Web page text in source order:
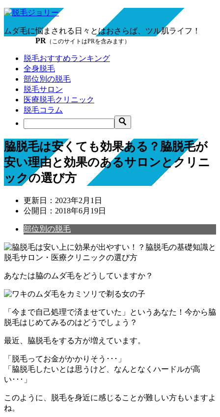
ムダ毛に悩まされる日々とはおさらば、ツル肌ライフ！
PR （このサイトはPRを含みます）
脱毛おすすめランキング
全身脱毛
部位別の脱毛
脱毛サロン
医療脱毛クリニック
脱毛コラム
脇脱毛は安くても効果ある？脇脱毛が
安い理由と効果のあるサロンとクリニ
ックの選び方
更新日： 2023年2月1日
公開日： 2018年6月19日
部位別の脱毛
あなたは脇のムダ毛をどうしていますか？
「今まで自己処理で済ませていた」というあなた！今から脇
脱毛はじめてみるのはどうでしょう？
最近、 脇脱毛をする方が増えています。
「脱毛ってお金がかかりそう･･･」
「脇脱毛したいとは思うけど、なんとなくハードルが高
い･･･」
このように、脱毛を身近に感じることが難しい方もいますよ
ね。